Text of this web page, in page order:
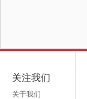
关注我们
关于我们